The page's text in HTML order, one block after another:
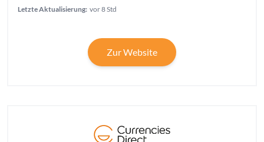
Letzte Aktualisierung: vor 8 Std
Zur Website